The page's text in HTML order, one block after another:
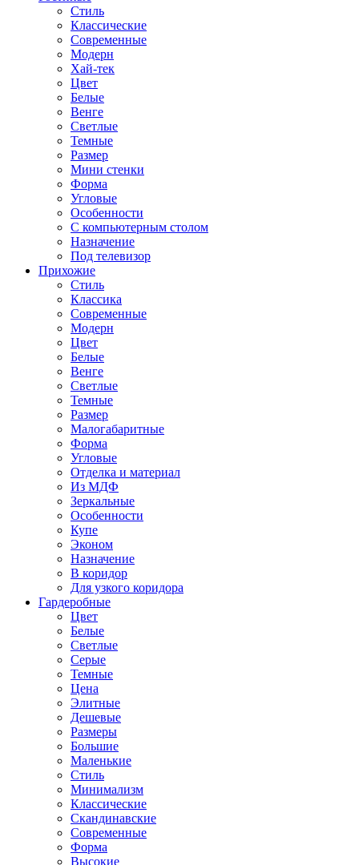
Стиль
Классические
Современные
Модерн
Хай-тек
Цвет
Белые
Венге
Светлые
Темные
Размер
Мини стенки
Форма
Угловые
Особенности
С компьютерным столом
Назначение
Под телевизор
Прихожие
Стиль
Классика
Современные
Модерн
Цвет
Белые
Венге
Светлые
Темные
Размер
Малогабаритные
Форма
Угловые
Отделка и материал
Из МДФ
Зеркальные
Особенности
Купе
Эконом
Назначение
В коридор
Для узкого коридора
Гардеробные
Цвет
Белые
Светлые
Серые
Темные
Цена
Элитные
Дешевые
Размеры
Большие
Маленькие
Стиль
Минимализм
Классические
Скандинавские
Современные
Форма
Высокие